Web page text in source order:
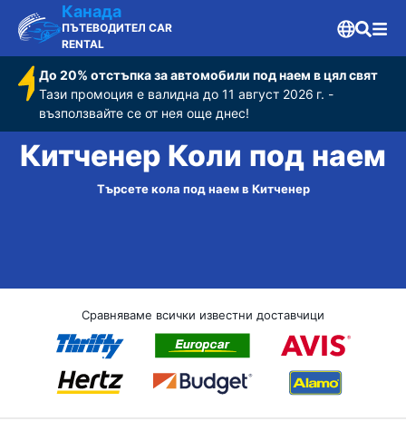
Канада
ПЪТЕВОДИТЕЛ CAR
RENTAL
До 20% отстъпка за автомобили под наем в цял свят
Тази промоция е валидна до 11 август 2026 г. -
възползвайте се от нея още днес!
Китченер Коли под наем
Търсете кола под наем в Китченер
Сравняваме всички известни доставчици